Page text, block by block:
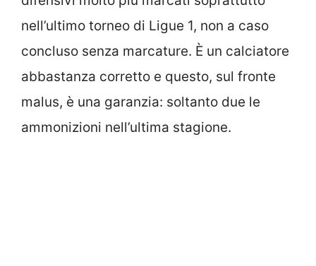
nell’ultimo torneo di Ligue 1, non a caso
concluso senza marcature. È un calciatore
abbastanza corretto e questo, sul fronte
malus, è una garanzia: soltanto due le
ammonizioni nell’ultima stagione.